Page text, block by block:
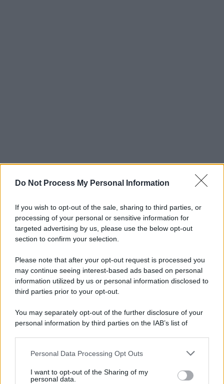
Do Not Process My Personal Information
If you wish to opt-out of the sale, sharing to third parties, or
processing of your personal or sensitive information for
targeted advertising by us, please use the below opt-out
section to confirm your selection.
Please note that after your opt-out request is processed you
may continue seeing interest-based ads based on personal
information utilized by us or personal information disclosed to
third parties prior to your opt-out.
You may separately opt-out of the further disclosure of your
personal information by third parties on the IAB’s list of
This information may also be disclosed by us to third parties
disclose it to other third parties.
Personal Data Processing Opt Outs
I want to opt-out of the Sharing of my
personal data.